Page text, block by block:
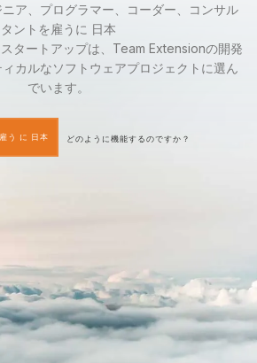
ア、プログラマー、コーダー、コンサル
タントを雇うに 日本
タートアップは、Team Extensionの開発
カルなソフトウェアプロジェクトに選ん
でいます。
う に 日本 どのように機能するのですか？